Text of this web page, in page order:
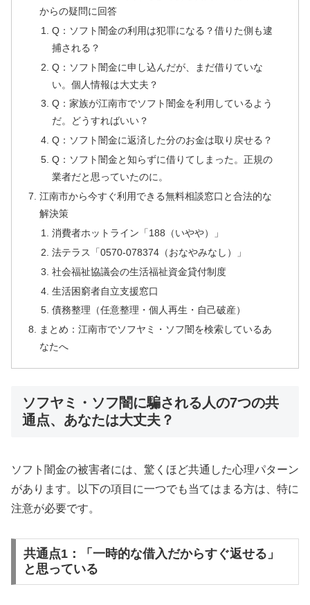
からの疑問に回答
Q：ソフト闇金の利用は犯罪になる？借りた側も逮
捕される？
Q：ソフト闇金に申し込んだが、まだ借りていな
い。個人情報は大丈夫？
Q：家族が江南市でソフト闇金を利用しているよう
だ。どうすればいい？
Q：ソフト闇金に返済した分のお金は取り戻せる？
Q：ソフト闇金と知らずに借りてしまった。正規の
業者だと思っていたのに。
江南市から今すぐ利用できる無料相談窓口と合法的な
解決策
消費者ホットライン「188（いやや）」
法テラス「0570-078374（おなやみなし）」
社会福祉協議会の生活福祉資金貸付制度
生活困窮者自立支援窓口
債務整理（任意整理・個人再生・自己破産）
まとめ：江南市でソフヤミ・ソフ闇を検索しているあ
なたへ
ソフヤミ・ソフ闇に騙される人の7つの共
通点、あなたは大丈夫？
ソフト闇金の被害者には、驚くほど共通した心理パターン
があります。以下の項目に一つでも当てはまる方は、特に
注意が必要です。
共通点1：「一時的な借入だからすぐ返せる」
と思っている